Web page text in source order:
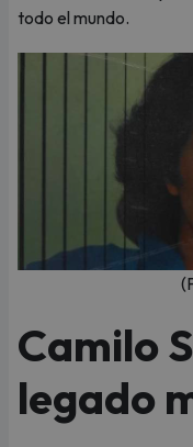
todo el mundo.
Camilo
legado